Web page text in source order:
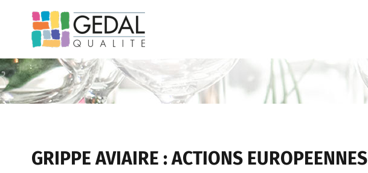
contenu
GRIPPE AVIAIRE : ACTIONS EUROPEENNES